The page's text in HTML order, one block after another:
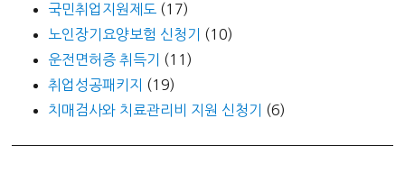
국민취업지원제도 (17)
노인장기요양보험 신청기
(10)
운전면허증 취득기
(11)
취업성공패키지
(19)
치매검사와 치료관리비 지원 신청기
(6)